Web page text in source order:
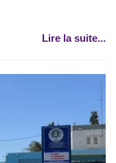
Lire la suite...